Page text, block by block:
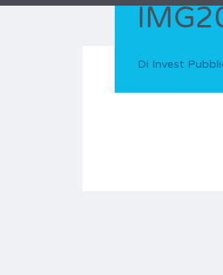
Di Invest